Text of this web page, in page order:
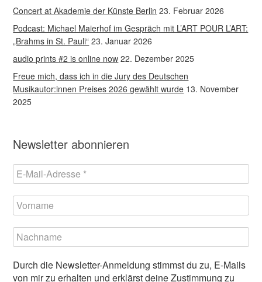
Concert at Akademie der Künste Berlin 23. Februar 2026
Podcast: Michael Maierhof im Gespräch mit L’ART POUR L’ART:
„Brahms in St. Pauli“ 23. Januar 2026
audio prints #2 is online now 22. Dezember 2025
Freue mich, dass ich in die Jury des Deutschen
Musikautor:innen Preises 2026 gewählt wurde 13. November
2025
Newsletter abonnieren
Durch die Newsletter-Anmeldung stimmst du zu, E-Mails
von mir zu erhalten und erklärst deine Zustimmung zu